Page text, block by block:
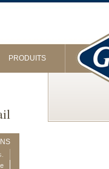
PRODUITS